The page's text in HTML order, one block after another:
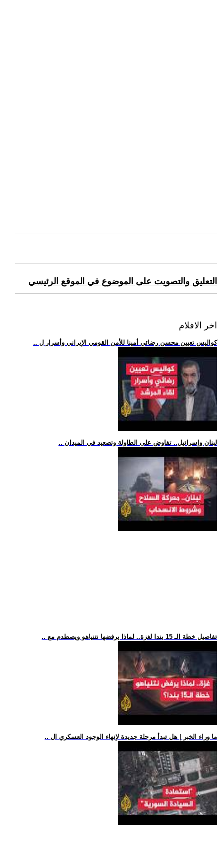
التعليق والتصويت على الموضوع في الموقع الرئيسي
اخر الافلام
.. كواليس تعيين محسن رضائي أمينا للأمن القومي الإيراني وأسرار ل
.. لبنان وإسرائيل.. تفاوض على الطاولة وتصعيد في الميدان
.. تفاصيل خطة الـ 15 بندا لغزة.. لماذا يرفضها نتنياهو ويصطدم مع
.. ما وراء الخبر | هل تبدأ مرحلة جديدة لإنهاء الوجود العسكري ال